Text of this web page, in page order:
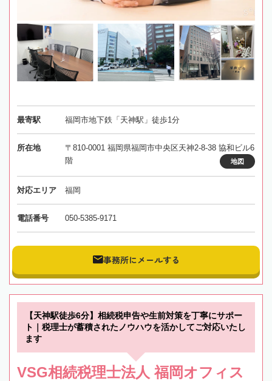
最寄駅 福岡市地下鉄「天神駅」徒歩1分
所在地
〒810-0001 福岡県福岡市中央区天神2-8-38 協和ビル6
階
地図
対応エリア 福岡
電話番号 050-5385-9171
事務所にメールする
【天神駅徒歩6分】相続税申告や生前対策を丁寧にサポー
ト｜税理士が蓄積されたノウハウを活かしてご対応いたし
ます
VSG相続税理士法人 福岡オフィス